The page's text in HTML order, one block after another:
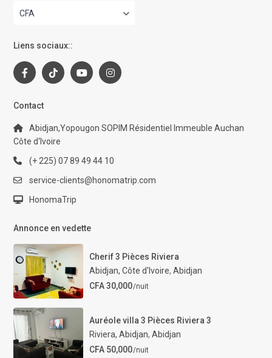
CFA
Liens sociaux::
Contact
Abidjan,Yopougon SOPIM Résidentiel Immeuble Auchan
Côte d‘Ivoire
(+ 225) 07 89 49 44 10
service-clients@honomatrip.com
HonomaTrip
Annonce en vedette
Cherif 3 Pièces Riviera
Abidjan, Côte d'Ivoire, Abidjan
CFA 30,000/nuit
Auréole villa 3 Pièces Riviera 3
Riviera, Abidjan, Abidjan
CFA 50,000/nuit